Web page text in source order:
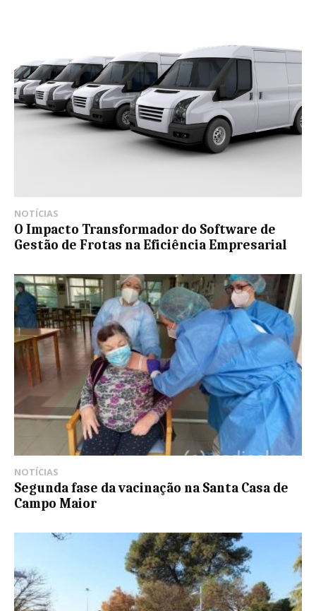
NOTÍCIAS
O Impacto Transformador do Software de
Gestão de Frotas na Eficiência Empresarial
NOTÍCIAS
Segunda fase da vacinação na Santa Casa de
Campo Maior